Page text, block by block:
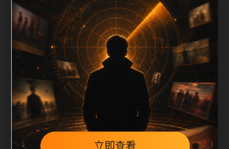
栏目内容归集
iption 长度检查。栏目内容按每日少量新增的方式持续
扩展，每篇保留相关问题、站内推荐和清晰的层级路
径，减少用户反复返回搜索页。第1篇作为本栏目的初
始建设内容，主要用于补齐栏目深度、稳定内链结构，
并为后续专题聚合提供可点击入口。如果后续发现页面
缺图、标题过短、描述为空或正文不足，将进入每日
SEO 检查清单自动修正。